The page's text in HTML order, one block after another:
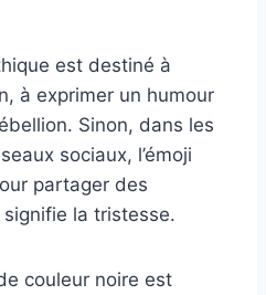
est destiné à
à exprimer un humour
Sinon, dans les
sociaux, l’émoji
partager des
la tristesse.
couleur noire est